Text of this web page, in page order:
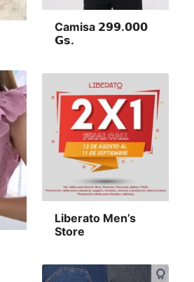
Camisa 𝟮𝟵𝟵.𝟬𝟬𝟬
𝗚𝘀.
Liberato Men’s
Store